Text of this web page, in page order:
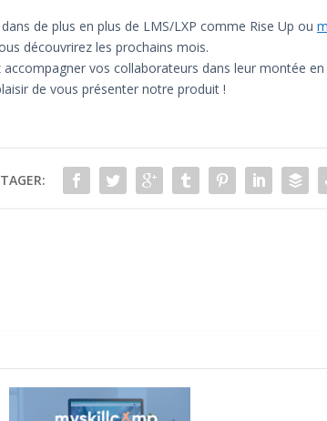
de plus en plus de LMS/LXP comme Rise Up ou
découvrirez les prochains mois.
vos collaborateurs dans leur montée en
de vous présenter notre produit !